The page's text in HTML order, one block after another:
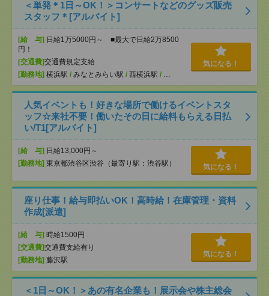
＜単発＊1日～OK！＞コンサートなどのグッズ販売
スタッフ＊[アルバイト]
[給 与] 日給1万5000円～ ■最大で日給2万8500
円！
[交通費]交通費規定支給
[勤務地] 横浜駅 / みなとみらい駅 / 西横浜駅 / …
気になる！
人気イベントも！好きな場所で働けるイベントスタ
ッフ☆来社不要！働いたその日に給料もらえる日払
い/T1[アルバイト]
[給 与] 日給13,000円～
[勤務地] 東京都渋谷区渋谷（最寄り駅：渋谷駅） 気になる！
座り仕事！給与即払いOK！高時給！在庫管理・資料
作成[派遣]
[給 与] 時給1500円
[交通費]交通費支給有り
[勤務地] 藤沢駅
気になる！
＜1日～OK！＞あの有名企業も！展示会や株主総会